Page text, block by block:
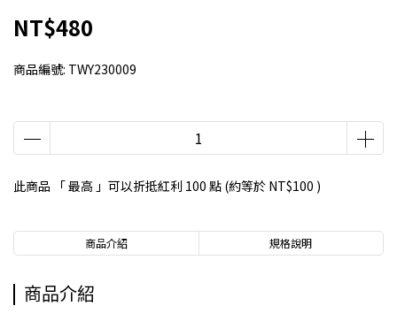
NT$480
商品編號: TWY230009
此商品 「 最高 」可以折抵紅利 100 點 (約等於 NT$100 )
商品介紹 規格說明
商品介紹